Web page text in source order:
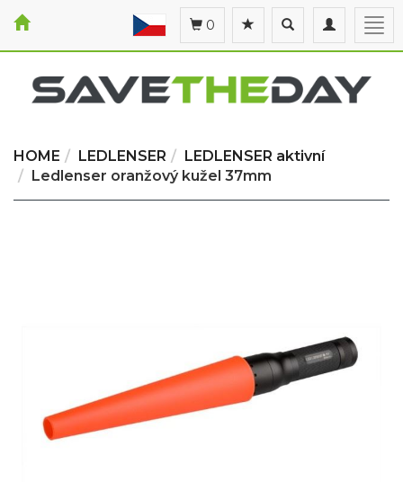
Toggle
navigation
Toggle
search
0
HOME LEDLENSER
LEDLENSER aktivní
Ledlenser oranžový kužel 37mm